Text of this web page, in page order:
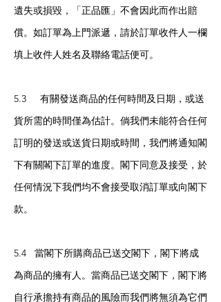
遺失或損毀，「正品匯」不會因此而作出賠
償。如訂單為上門派遞，請於訂單收件人一欄
填上收件人姓名及聯絡電話便可。
5.3 有關發送商品的任何時間及日期，或送
貨所需的時間僅為估計。倘我們未能符合任何
訂明的發送或送貨日期或時間，我們將通知閣
下有關閣下訂單的進度。閣下同意及接受，於
任何情況下我們均不會接受取消訂單或向閣下
款。
5.4 當閣下所購商品已送交閣下，閣下將成
為商品的擁有人。當商品已送交閣下，閣下將
自行承擔持有商品的風險而我們將無須為它們